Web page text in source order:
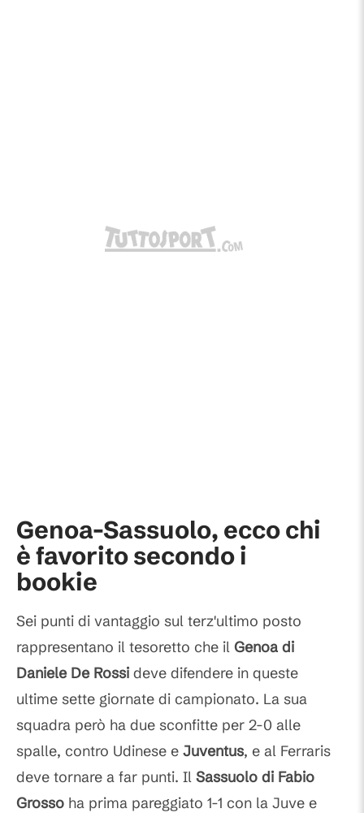
Genoa-Sassuolo, ecco chi
è favorito secondo i
bookie
Sei punti di vantaggio sul terz'ultimo posto
rappresentano il tesoretto che il Genoa di
Daniele De Rossi deve difendere in queste
ultime sette giornate di campionato. La sua
squadra però ha due sconfitte per 2-0 alle
spalle, contro Udinese e Juventus, e al Ferraris
deve tornare a far punti. Il Sassuolo di Fabio
Grosso ha prima pareggiato 1-1 con la Juve e